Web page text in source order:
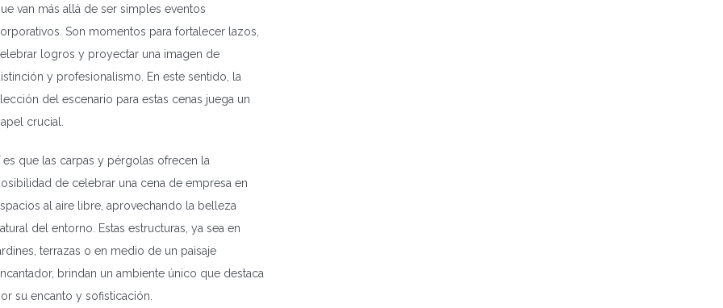
van más allá de ser simples eventos
Son momentos para fortalecer lazos,
logros y proyectar una imagen de
y profesionalismo. En este sentido, la
del escenario para estas cenas juega un
crucial.
es que las carpas y pérgolas ofrecen la
de celebrar una cena de empresa en
al aire libre, aprovechando la belleza
del entorno. Estas estructuras, ya sea en
terrazas o en medio de un paisaje
brindan un ambiente único que destaca
su encanto y sofisticación.